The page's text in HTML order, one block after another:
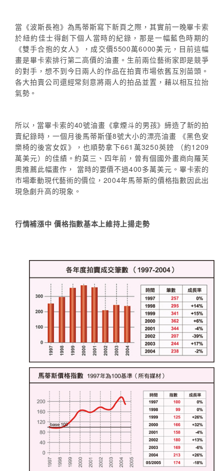
當《波斯長袍》為馬蒂斯寫下新頁之際，其實前一晚畢卡索
於紐約佳士得創下個人當時的紀錄，那是一幅藍色時期的
《雙手合抱的女人》，成交價5500萬6000美元，目前這幅
畫是畢卡索排行第二高價的油畫。生前兩位藝術家即是競爭
的對手，想不到今日兩人的作品在拍賣市場依舊互別苗頭。
各大拍賣公司還經常刻意將兩人的拍品並置，藉以相互拉抬
氣勢。
所以，當畢卡索的40號油畫《拿煙斗的男孩》締造了新的拍
賣紀錄時，一個月後馬蒂斯僅8號大小的漂亮油畫 《黑色安
樂椅的後宮女奴》，也順勢拿下661萬3250英鎊 （約1209
萬美元）的佳績。約莫三、四年前，曾有個國外畫商向羅芙
奧推薦此幅畫作， 當時的要價不過400多萬美元。畢卡索的
市場牽動現代藝術的價位，2004年馬蒂斯的價格指數因此出
現急劇升高的現象。
行情補漲中 價格指數基本上維持上揚走勢